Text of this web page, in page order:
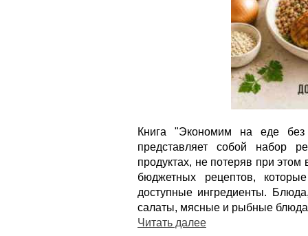
Книга "Экономим на еде
представляет собой набор
продуктах, не потеряв при этом
бюджетных рецептов,
доступные ингредиенты.
салаты, мясные и рыбные
Читать далее